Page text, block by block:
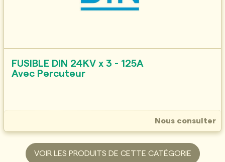
FUSIBLE DIN 24KV x 3 - 125A
Avec Percuteur
Nous consulter
VOIR LES PRODUITS DE CETTE CATÉGORIE